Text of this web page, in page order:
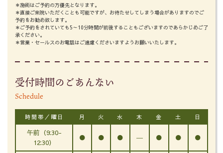
＊施術はご予約の方優先となります。
＊直接ご来院いただくことも可能ですが、お待たせしてしまう場合がありますのでご
予約をお勧め致します。
＊ご予約をされていても5～10分時間が前後することもございますのであらかじめご了
承ください。
＊営業・セールスのお電話はご遠慮くださいますようお願いいたします。
受付時間のごあんない
Schedule
時間帯／曜日 月 火 水 木 金 土 日
午前（9:30-
12:30）
● ● ● ― ● ● ●